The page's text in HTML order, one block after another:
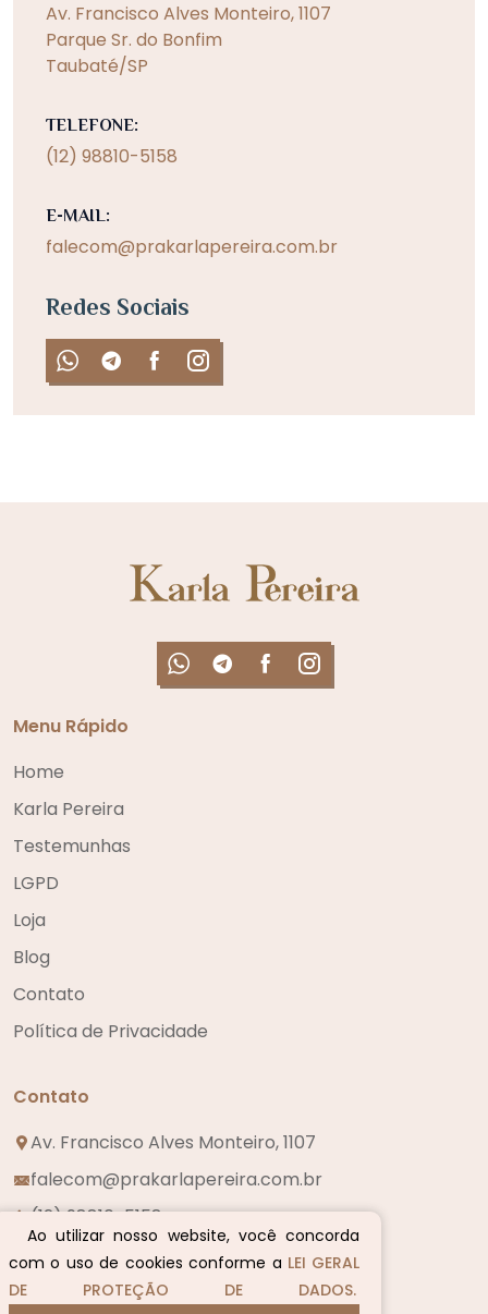
Av. Francisco Alves Monteiro, 1107
Parque Sr. do Bonfim
Taubaté/SP
TELEFONE:
(12) 98810-5158
E-MAIL:
falecom@prakarlapereira.com.br
Redes Sociais
Menu Rápido
Home
Karla Pereira
Testemunhas
LGPD
Loja
Blog
Contato
Política de Privacidade
Contato
Av. Francisco Alves Monteiro, 1107
falecom@prakarlapereira.com.br
(12) 98810-5158
Ao utilizar nosso website, você concorda
com o uso de cookies conforme a LEI GERAL
DE PROTEÇÃO DE DADOS.